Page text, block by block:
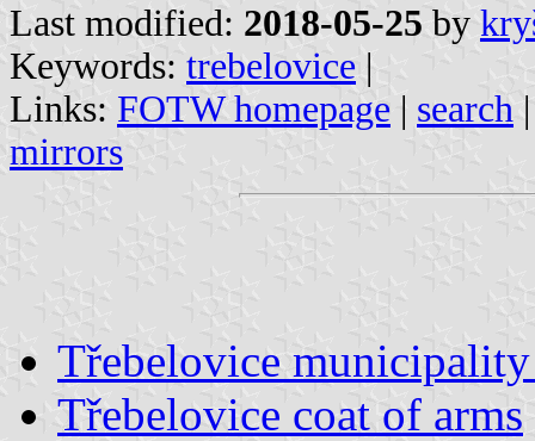
Last modified: 2018-05-25 by
Keywords: trebelovice |
Links: FOTW homepage | search
mirrors
Třebelovice
Třebelovice coat of arms